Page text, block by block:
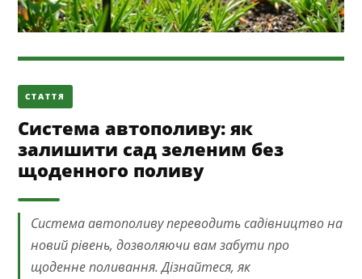
СТАТТЯ
Система автополиву: як
залишити сад зеленим без
щоденного поливу
Система автополиву переводить садівництво на
новий рівень, дозволяючи вам забути про
щоденне поливання. Дізнайтеся, як